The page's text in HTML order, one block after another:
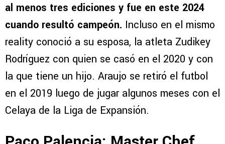
al menos tres ediciones y fue en este 2024
cuando resultó campeón. Incluso en el mismo
reality conoció a su esposa, la atleta Zudikey
Rodríguez con quien se casó en el 2020 y con
la que tiene un hijo. Araujo se retiró el futbol
en el 2019 luego de jugar algunos meses con el
Celaya de la Liga de Expansión.